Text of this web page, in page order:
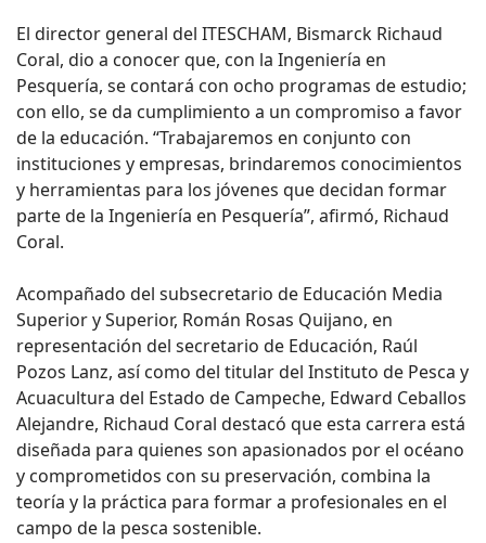
El director general del ITESCHAM, Bismarck Richaud
Coral, dio a conocer que, con la Ingeniería en
Pesquería, se contará con ocho programas de estudio;
con ello, se da cumplimiento a un compromiso a favor
de la educación. “Trabajaremos en conjunto con
instituciones y empresas, brindaremos conocimientos
y herramientas para los jóvenes que decidan formar
parte de la Ingeniería en Pesquería”, afirmó, Richaud
Coral.
Acompañado del subsecretario de Educación Media
Superior y Superior, Román Rosas Quijano, en
representación del secretario de Educación, Raúl
Pozos Lanz, así como del titular del Instituto de Pesca y
Acuacultura del Estado de Campeche, Edward Ceballos
Alejandre, Richaud Coral destacó que esta carrera está
diseñada para quienes son apasionados por el océano
y comprometidos con su preservación, combina la
teoría y la práctica para formar a profesionales en el
campo de la pesca sostenible.